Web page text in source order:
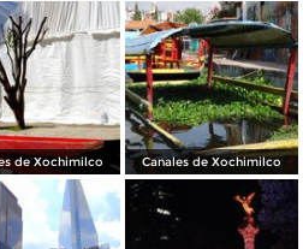
de Xochimilco Canales de Xochimilco